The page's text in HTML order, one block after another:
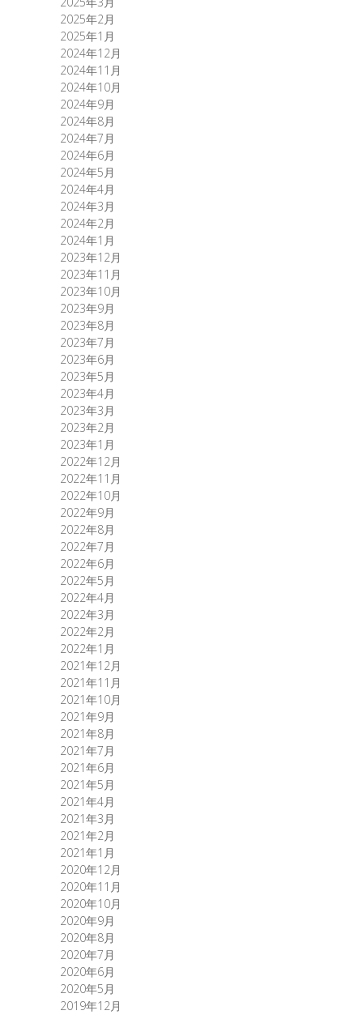
2025年2月
2025年1月
2024年12月
2024年11月
2024年10月
2024年9月
2024年8月
2024年7月
2024年6月
2024年5月
2024年4月
2024年3月
2024年2月
2024年1月
2023年12月
2023年11月
2023年10月
2023年9月
2023年8月
2023年7月
2023年6月
2023年5月
2023年4月
2023年3月
2023年2月
2023年1月
2022年12月
2022年11月
2022年10月
2022年9月
2022年8月
2022年7月
2022年6月
2022年5月
2022年4月
2022年3月
2022年2月
2022年1月
2021年12月
2021年11月
2021年10月
2021年9月
2021年8月
2021年7月
2021年6月
2021年5月
2021年4月
2021年3月
2021年2月
2021年1月
2020年12月
2020年11月
2020年10月
2020年9月
2020年8月
2020年7月
2020年6月
2020年5月
2019年12月